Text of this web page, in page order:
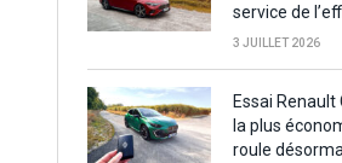
service de
3 JUILLET 2026
Essai Renault
la plus
roule